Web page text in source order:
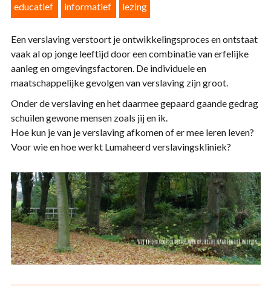
educatief informatief lezing
Een verslaving verstoort je ontwikkelingsproces en ontstaat
vaak al op jonge leeftijd door een combinatie van erfelijke
aanleg en omgevingsfactoren. De individuele en
maatschappelijke gevolgen van verslaving zijn groot.
Onder de verslaving en het daarmee gepaard gaande gedrag
schuilen gewone mensen zoals jij en ik.
Hoe kun je van je verslaving afkomen of er mee leren leven?
Voor wie en hoe werkt Lumaheerd verslavingskliniek?